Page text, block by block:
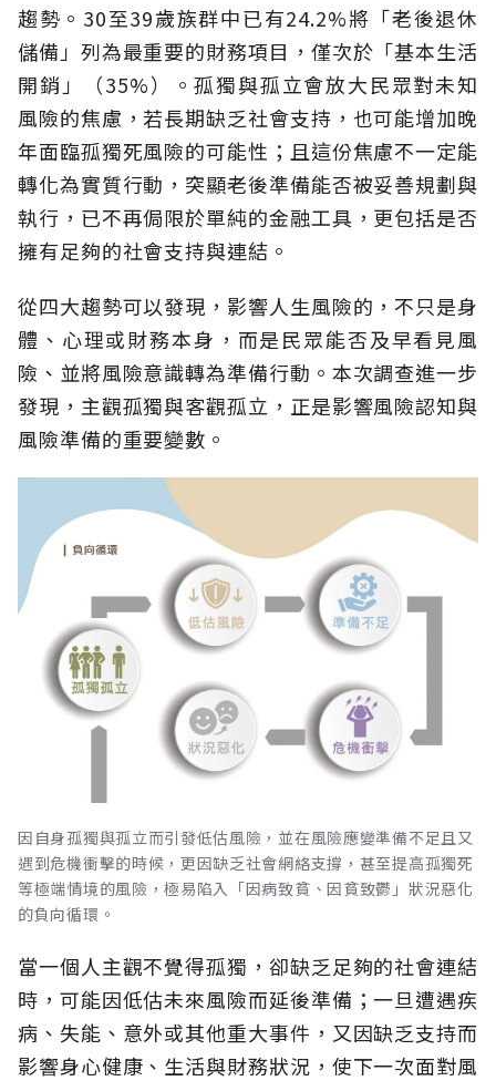
趨勢。30至39歲族群中已有24.2%將「老後退休
儲備」列為最重要的財務項目，僅次於「基本生活
開銷」（35%）。孤獨與孤立會放大民眾對未知
風險的焦慮，若長期缺乏社會支持，也可能增加晚
年面臨孤獨死風險的可能性；且這份焦慮不一定能
轉化為實質行動，突顯老後準備能否被妥善規劃與
執行，已不再侷限於單純的金融工具，更包括是否
擁有足夠的社會支持與連結。
從四大趨勢可以發現，影響人生風險的，不只是身
體、心理或財務本身，而是民眾能否及早看見風
險、並將風險意識轉為準備行動。本次調查進一步
發現，主觀孤獨與客觀孤立，正是影響風險認知與
風險準備的重要變數。
因自身孤獨與孤立而引發低估風險，並在風險應變準備不足且又
遇到危機衝擊的時候，更因缺乏社會網絡支撐，甚至提高孤獨死
等極端情境的風險，極易陷入「因病致貧、因貧致鬱」狀況惡化
的負向循環。
當一個人主觀不覺得孤獨，卻缺乏足夠的社會連結
時，可能因低估未來風險而延後準備；一旦遭遇疾
病、失能、意外或其他重大事件，又因缺乏支持而
影響身心健康、生活與財務狀況，使下一次面對風